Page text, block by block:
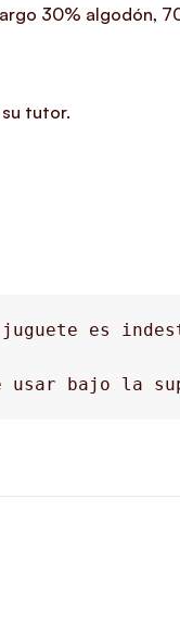
30% algodón,
tutor.
juguete es
usar bajo la